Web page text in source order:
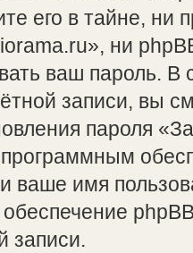
его в тайне, ни
ни
ваш пароль. В
записи, вы
пароля
ваше имя
записи.